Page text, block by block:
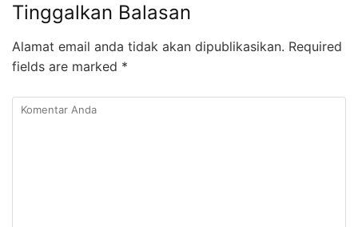
Tinggalkan Balasan
Alamat email anda tidak akan dipublikasikan. Required
fields are marked *